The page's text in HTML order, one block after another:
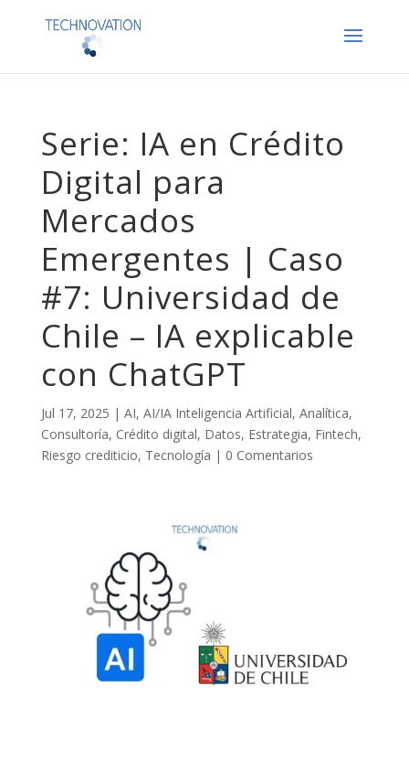
Serie: IA en Crédito
Digital para
Mercados
Emergentes | Caso
#7: Universidad de
Chile – IA explicable
con ChatGPT
Jul 17, 2025 | AI, AI/IA Inteligencia Artificial, Analítica,
Consultoría, Crédito digital, Datos, Estrategia, Fintech,
Riesgo crediticio, Tecnología | 0 Comentarios